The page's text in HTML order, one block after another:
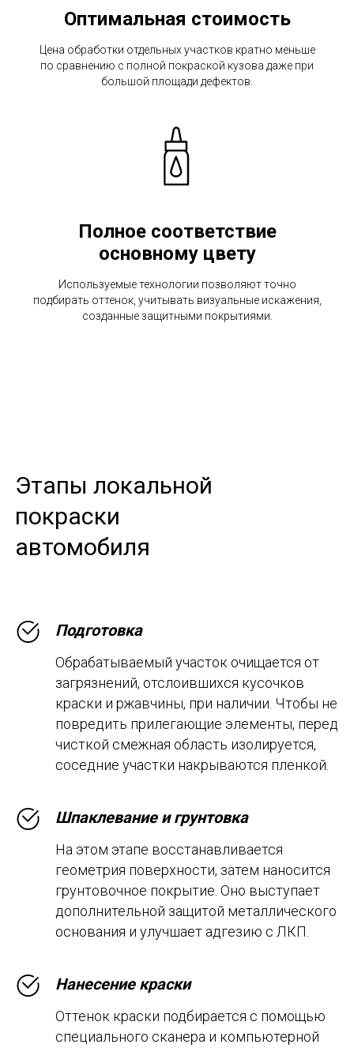
Оптимальная стоимость
Цена обработки отдельных участков кратно меньше
по сравнению с полной покраской кузова даже при
большой площади дефектов.
Полное соответствие
основному цвету
Используемые технологии позволяют точно
подбирать оттенок, учитывать визуальные искажения,
созданные защитными покрытиями.
Этапы локальной
покраски
автомобиля
Подготовка
Обрабатываемый участок очищается от
загрязнений, отслоившихся кусочков
краски и ржавчины, при наличии. Чтобы не
повредить прилегающие элементы, перед
чисткой смежная область изолируется,
соседние участки накрываются пленкой.
Шпаклевание и грунтовка
На этом этапе восстанавливается
геометрия поверхности, затем наносится
грунтовочное покрытие. Оно выступает
дополнительной защитой металлического
основания и улучшает адгезию с ЛКП.
Нанесение краски
Оттенок краски подбирается с помощью
специального сканера и компьютерной